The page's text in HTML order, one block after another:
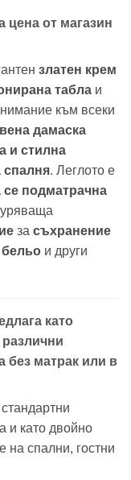
цена от магазин
златен крем
табла и
към всеки
дамаска
и стилна
. Леглото е
подматрачна
за съхранение
бельо и други
като
без матрак или в
и като двойно
на спални, гостни